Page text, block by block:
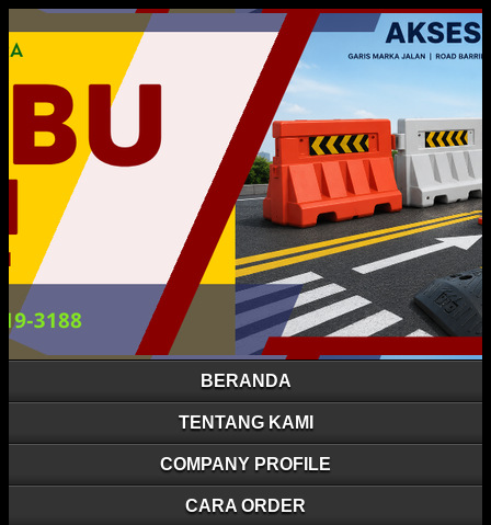
BERANDA
TENTANG KAMI
COMPANY PROFILE
CARA ORDER